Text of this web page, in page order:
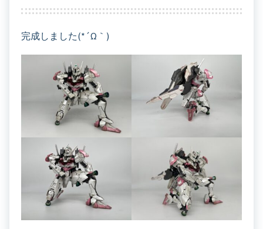
完成しました(*´ω｀)